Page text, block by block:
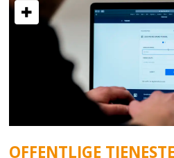
OFFENTLIGE